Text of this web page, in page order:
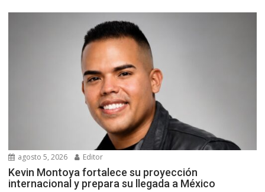
agosto 5, 2026 Editor
Kevin Montoya fortalece su proyección
internacional y prepara su llegada a México